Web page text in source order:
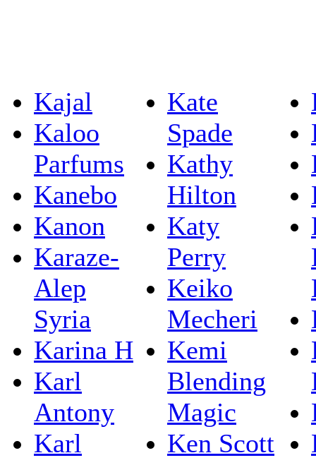
Kajal
Kaloo
Parfums
Kanebo
Kanon
Karaze-
Alep
Syria
Karina H
Karl
Antony
Karl
Kate
Spade
Kathy
Hilton
Katy
Perry
Keiko
Mecheri
Kemi
Blending
Magic
Ken Scott